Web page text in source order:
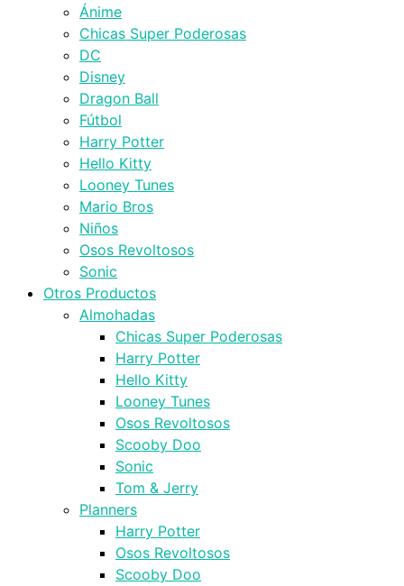
Ánime
Chicas Super Poderosas
DC
Disney
Dragon Ball
Fútbol
Harry Potter
Hello Kitty
Looney Tunes
Mario Bros
Niños
Osos Revoltosos
Sonic
Otros Productos
Almohadas
Chicas Super Poderosas
Harry Potter
Hello Kitty
Looney Tunes
Osos Revoltosos
Scooby Doo
Sonic
Tom & Jerry
Planners
Harry Potter
Osos Revoltosos
Scooby Doo